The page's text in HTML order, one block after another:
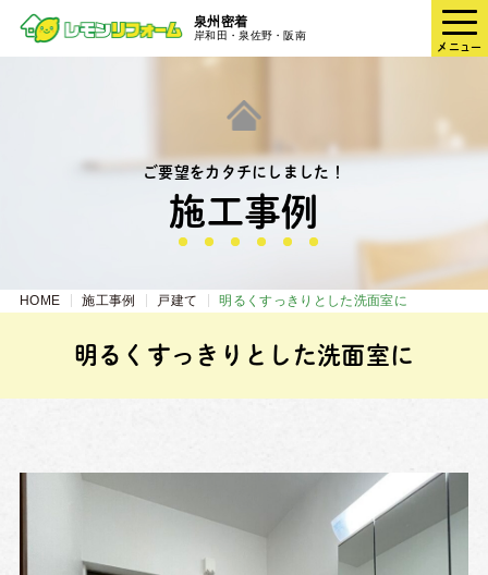
泉州密着
岸和田・泉佐野・阪南
メニュー
ご要望をカタチにしました！
施⼯事例
HOME 施工事例 戸建て 明るくすっきりとした洗面室に
明るくすっきりとした洗面室に